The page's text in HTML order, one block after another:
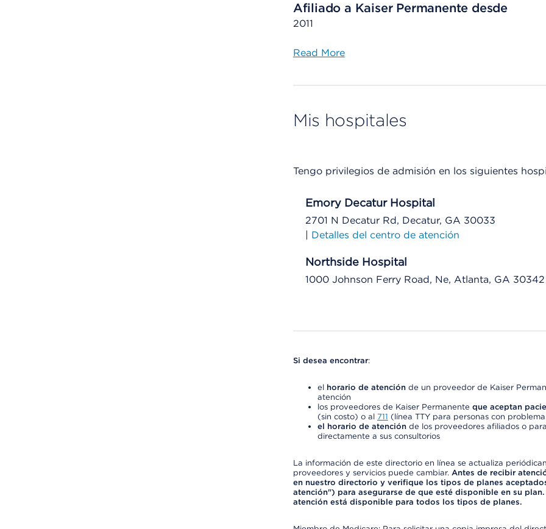
Afiliado a Kaiser Permanente desde
2011
Read More
Mis hospitales
Tengo privilegios de admisión en los siguientes
Emory Decatur Hospital
2701 N Decatur Rd, Decatur, GA 30033
| Detalles del centro de atención
Northside Hospital
1000 Johnson Ferry Road, Ne, Atlanta, GA 30342
Si desea encontrar:
el horario de atenciónde un proveedor de Kaiser
atención
los proveedores de Kaiser Permanente que aceptan
(sin costo) o al 711 (línea TTY para personas con
el horario de atenciónde los proveedores afiliados o
directamente a sus consultorios
La información de este directorio en línea se actualiza
proveedores y servicios puede cambiar. Antes de recibir
en nuestro directorio y verifique los tipos de planes
atención") para asegurarse de que esté disponible en su
atención está disponible para todos los tipos de planes.